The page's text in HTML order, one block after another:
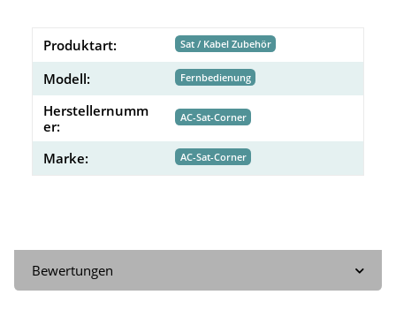
Produktart: Sat / Kabel Zubehör
Modell: Fernbedienung
Herstellernumm
er:
AC-Sat-Corner
Marke: AC-Sat-Corner
Bewertungen